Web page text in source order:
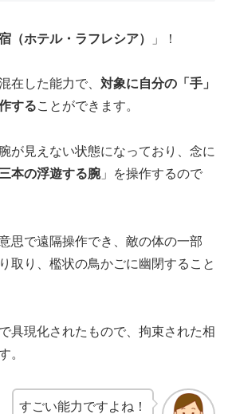
（ホテル・ラフレシア） 」！
在した能力で、 対象に自分の「手」
することができます。
が見えない状態になっており、念に
三本の浮遊する腕」を操作するので
思で遠隔操作でき、敵の体の一部
取り、檻状の鳥かごに幽閉すること
具現化されたもので、拘束された相
。
すごい能力ですよね！